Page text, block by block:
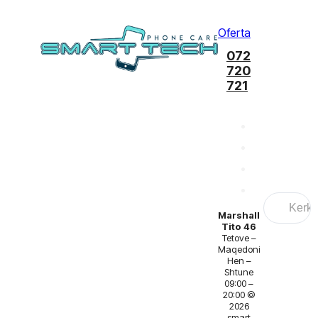
Oferta
072
720
721
Marshall
Tito 46
Tetove –
Maqedoni
Hen –
Shtune
09:00 –
20:00 ©
2026
Search
...